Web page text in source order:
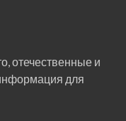
отечественные и
для